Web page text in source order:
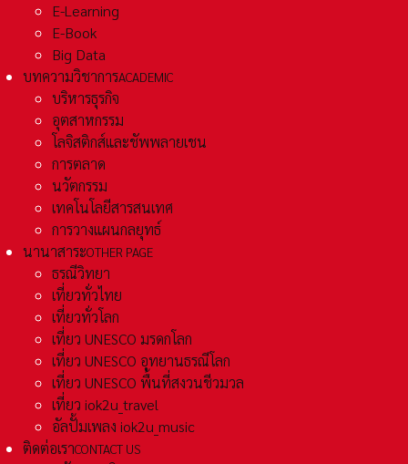
E-Learning
E-Book
Big Data
บทความวิชาการACADEMIC
บริหารธุรกิจ
อุตสาหกรรม
โลจิสติกส์และชัพพลายเชน
การตลาด
นวัตกรรม
เทคโนโลยีสารสนเทศ
การวางแผนกลยุทธ์
นานาสาระOTHER PAGE
ธรณีวิทยา
เที่ยวทั่วไทย
เที่ยวทั่วโลก
เที่ยว UNESCO มรดกโลก
เที่ยว UNESCO อุทยานธรณีโลก
เที่ยว UNESCO พื้นที่สงวนชีวมวล
เที่ยว iok2u_travel
อัลปั้มเพลง iok2u_music
ติดต่อเราCONTACT US